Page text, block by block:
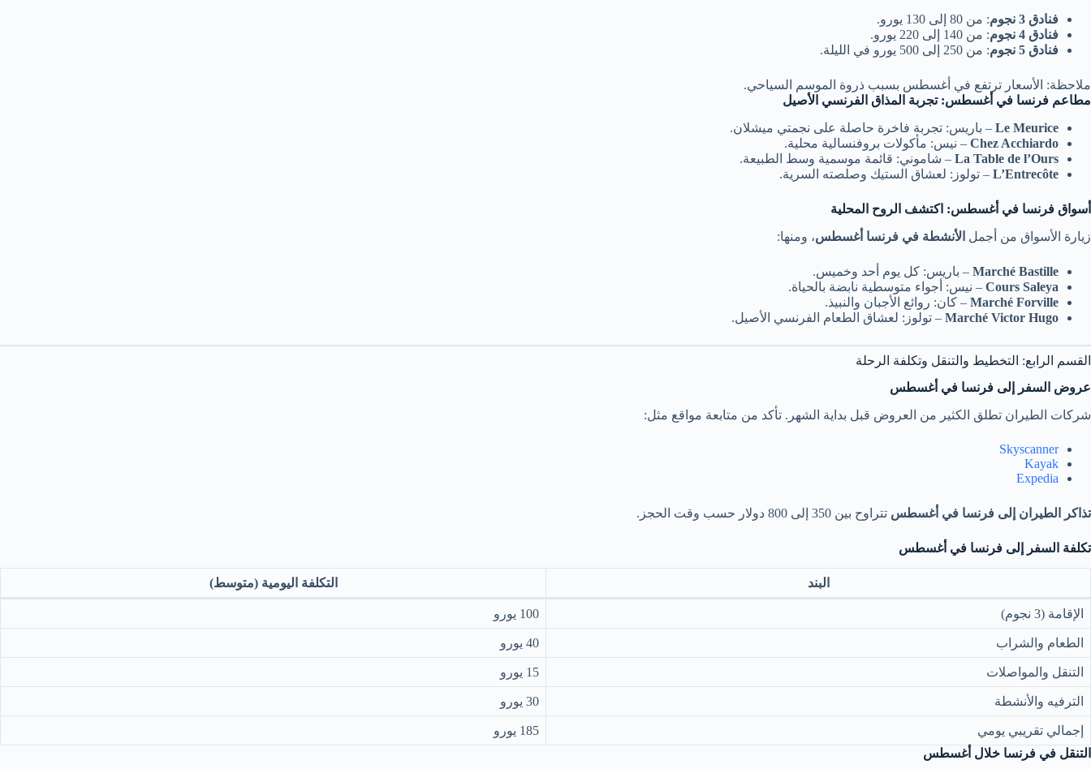
فنادق 3 نجوم
: من 80 إلى 130 يورو.
فنادق 4 نجوم
: من 140 إلى 220 يورو.
فنادق 5 نجوم
: من 250 إلى 500 يورو في الليلة.
ملاحظة: الأسعار ترتفع في أغسطس بسبب ذروة الموسم السياحي.
مطاعم فرنسا في أغسطس: تجربة المذاق الفرنسي الأصيل
Le Meurice – باريس: تجربة فاخرة حاصلة على نجمتي ميشلان.
Chez Acchiardo – نيس: مأكولات بروفنسالية محلية.
La Table de l’Ours – شاموني: قائمة موسمية وسط الطبيعة.
L’Entrecôte – تولوز: لعشاق الستيك وصلصته السرية.
أسواق فرنسا في أغسطس: اكتشف الروح المحلية
زيارة الأسواق من أجمل الأنشطة في فرنسا أغسطس، ومنها:
Marché Bastille – باريس: كل يوم أحد وخميس.
Cours Saleya – نيس: أجواء متوسطية نابضة بالحياة.
Marché Forville – كان: روائع الأجبان والنبيذ.
Marché Victor Hugo – تولوز: لعشاق الطعام الفرنسي الأصيل.
القسم الرابع: التخطيط والتنقل وتكلفة الرحلة
عروض السفر إلى فرنسا في أغسطس
شركات الطيران تطلق الكثير من العروض قبل بداية الشهر. تأكد من متابعة مواقع مثل:
Skyscanner
Kayak
Expedia
تذاكر الطيران إلى فرنسا في أغسطس تتراوح بين 350 إلى 800 دولار حسب وقت الحجز.
تكلفة السفر إلى فرنسا في أغسطس
البند التكلفة اليومية (متوسط)
الإقامة (3 نجوم) 100 يورو
الطعام والشراب 40 يورو
التنقل والمواصلات 15 يورو
الترفيه والأنشطة 30 يورو
إجمالي تقريبي يومي
185 يورو
التنقل في فرنسا خلال أغسطس